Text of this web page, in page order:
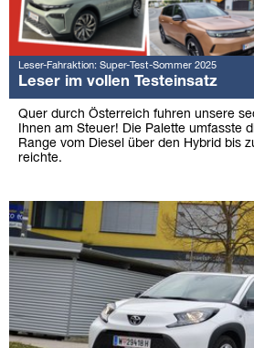
Leser-Fahraktion: Super-Test-Sommer 2025
Leser im vollen Testeinsatz
Quer durch Österreich fuhren unsere
Ihnen am Steuer! Die Palette umfasste
Range vom Diesel über den Hybrid bis
reichte.